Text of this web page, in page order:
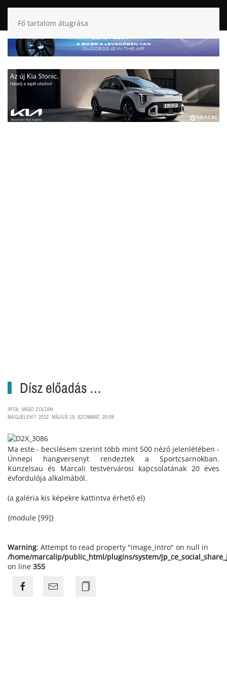
Fő tartalom átugrása
Dísz előadás …
ÍRTA: VÁGÓ ZOLTÁN
MEGJELENT: 2012. MÁJUS 19. SZOMBAT, 20:08
Ma este - becslésem szerint több mint 500 néző jelenlétében -
Ünnepi hangversenyt rendeztek a Sportcsarnokban.
Künzelsau és Marcali testvérvárosi kapcsolatának 20 éves
évfordulója alkalmából.
(a galéria kis képekre kattintva érhető el)
{module [99]}
Warning: Attempt to read property "image_intro" on null in
/home/marcalip/public_html/plugins/system/
on line 355